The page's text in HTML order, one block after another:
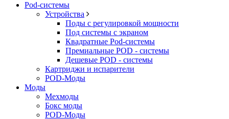
Pod-системы
Устройства
Поды с регулировкой мощности
Под системы с экраном
Квадратные Pod-системы
Премиальные POD - системы
Дешевые POD - системы
Картриджи и испарители
POD-Моды
Моды
Мехмоды
Бокс моды
POD-Моды